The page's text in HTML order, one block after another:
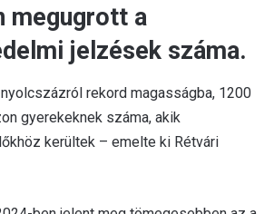
megugrott a
jelzések száma.
rekord magasságba, 1200
gyerekeknek száma, akik
kerültek – emelte ki Rétvári